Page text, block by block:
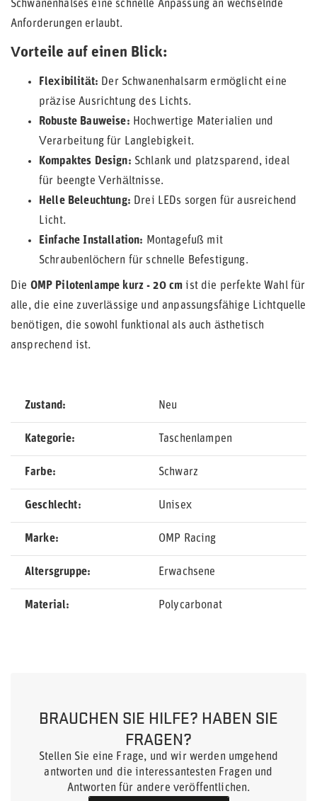
Schwanenhalses eine schnelle Anpassung an wechselnde
Anforderungen erlaubt.
Vorteile auf einen Blick:
Flexibilität: Der Schwanenhalsarm ermöglicht eine
präzise Ausrichtung des Lichts.
Robuste Bauweise: Hochwertige Materialien und
Verarbeitung für Langlebigkeit.
Kompaktes Design: Schlank und platzsparend, ideal
für beengte Verhältnisse.
Helle Beleuchtung: Drei LEDs sorgen für ausreichend
Licht.
Einfache Installation: Montagefuß mit
Schraubenlöchern für schnelle Befestigung.
Die OMP Pilotenlampe kurz - 20 cm ist die perfekte Wahl für
alle, die eine zuverlässige und anpassungsfähige Lichtquelle
benötigen, die sowohl funktional als auch ästhetisch
ansprechend ist.
Zustand Neu
Kategorie Taschenlampen
Farbe Schwarz
Geschlecht Unisex
Marke OMP Racing
Altersgruppe Erwachsene
Material Polycarbonat
BRAUCHEN SIE HILFE? HABEN SIE
FRAGEN?
Stellen Sie eine Frage, und wir werden umgehend
antworten und die interessantesten Fragen und
Antworten für andere veröffentlichen.